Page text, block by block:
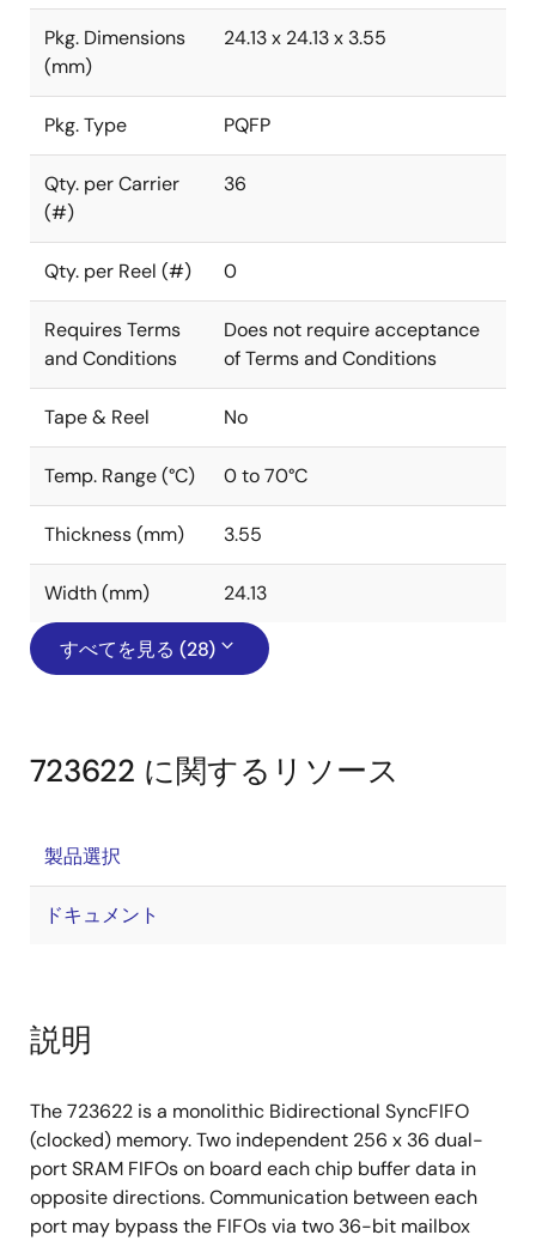
Pkg. Dimensions
(mm)
24.13 x 24.13 x 3.55
Pkg. Type PQFP
Qty. per Carrier
(#)
36
Qty. per Reel (#) 0
Requires Terms
and Conditions
Does not require acceptance
of Terms and Conditions
Tape & Reel No
Temp. Range (°C) 0 to 70°C
Thickness (mm) 3.55
Width (mm) 24.13
すべてを見る (28)
723622 に関するリソース
製品選択
ドキュメント
説明
The 723622 is a monolithic Bidirectional SyncFIFO
(clocked) memory. Two independent 256 x 36 dual-
port SRAM FIFOs on board each chip buffer data in
opposite directions. Communication between each
port may bypass the FIFOs via two 36-bit mailbox